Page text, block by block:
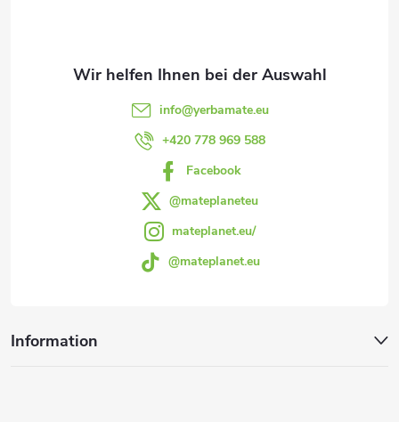
e
info@yerbamate.eu
+420 778 969 588
Facebook
@mateplaneteu
mateplanet.eu/
@mateplanet.eu
Information